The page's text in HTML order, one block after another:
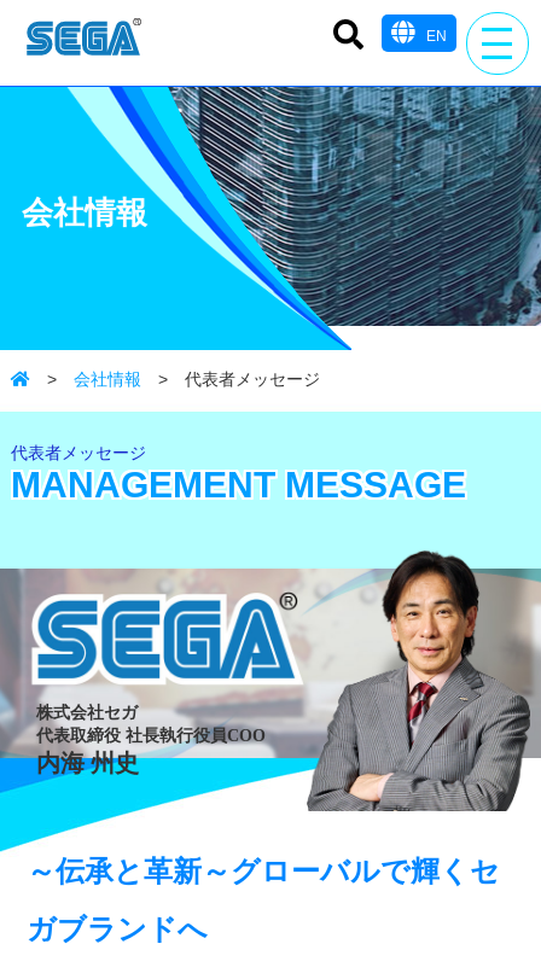
会社情報
EN
> 会社情報 > 代表者メッセージ
代表者メッセージ
MANAGEMENT MESSAGE
株式会社セガ
代表取締役 社長執行役員COO
内海 州史
～伝承と革新～グローバルで輝くセ
ガブランドへ